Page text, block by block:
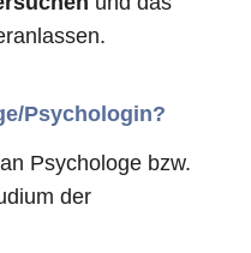
Psychologin?
Psychologe bzw.
der